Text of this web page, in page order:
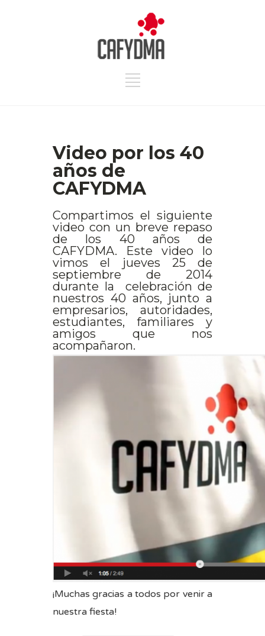
Video por los 40
años de
CAFYDMA
Compartimos el siguiente
video con un breve repaso
de los 40 años de
CAFYDMA. Este video lo
vimos el jueves 25 de
septiembre de 2014
durante la celebración de
nuestros 40 años, junto a
empresarios, autoridades,
estudiantes, familiares y
amigos que nos
acompañaron.
¡Muchas gracias a todos por venir a
nuestra fiesta!